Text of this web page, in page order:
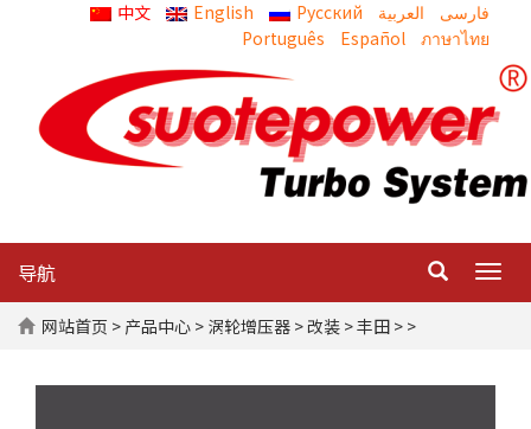
中文 English Русский العربية
Português
Español ภาษาไทย
导航
网站首页 > 产品中心 > 涡轮增压器 > 改装 >丰田 > >